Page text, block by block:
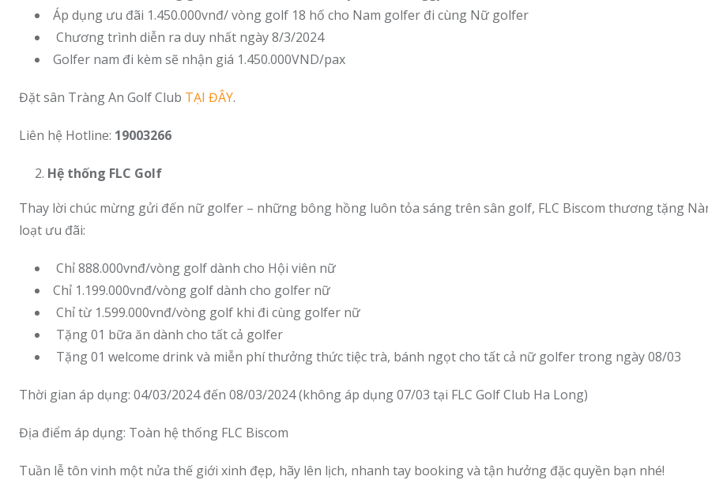
Áp dụng ưu đãi 1.450.000vnđ/ vòng golf 18 hố cho Nam golfer đi cùng Nữ golfer
Chương trình diễn ra duy nhất ngày 8/3/2024
Golfer nam đi kèm sẽ nhận giá 1.450.000VND/pax
Đặt sân Tràng An Golf Club TẠI ĐÂY.
Liên hệ Hotline: 19003266
Hệ thống FLC Golf
Thay lời chúc mừng gửi đến nữ golfer – những bông hồng luôn tỏa sáng trên sân golf, FLC Biscom thương tặng
loạt ưu đãi:
Chỉ 888.000vnđ/vòng golf dành cho Hội viên nữ
Chỉ 1.199.000vnđ/vòng golf dành cho golfer nữ
Chỉ từ 1.599.000vnđ/vòng golf khi đi cùng golfer nữ
Tặng 01 bữa ăn dành cho tất cả golfer
Tặng 01 welcome drink và miễn phí thưởng thức tiệc trà, bánh ngọt cho tất cả nữ golfer trong ngày 08/03
Thời gian áp dụng: 04/03/2024 đến 08/03/2024 (không áp dụng 07/03 tại FLC Golf Club Ha Long)
️Địa điểm áp dụng: Toàn hệ thống FLC Biscom
Tuần lễ tôn vinh một nửa thế giới xinh đẹp, hãy lên lịch, nhanh tay booking và tận hưởng đặc quyền bạn nhé!